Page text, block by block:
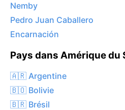
Nemby
Pedro Juan Caballero
Encarnación
Pays dans Amérique du
🇦🇷 Argentine
🇧🇴 Bolivie
🇧🇷 Brésil